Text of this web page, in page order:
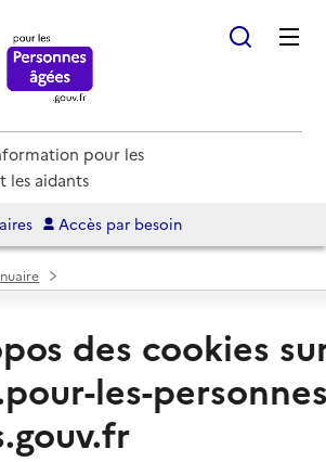
pour les
les aidants
Accès par besoin
de retraite
L'érmitage
de l'annuaire
des cookies
les-